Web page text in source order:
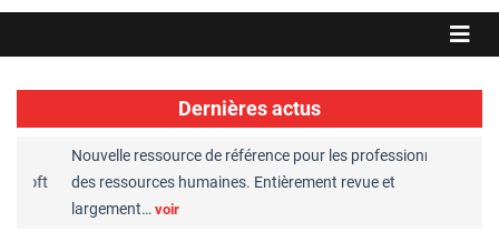
Dernières actus
Nouvelle ressource de référence pour les professionnels
des ressources humaines. Entièrement revue et
largement…voir